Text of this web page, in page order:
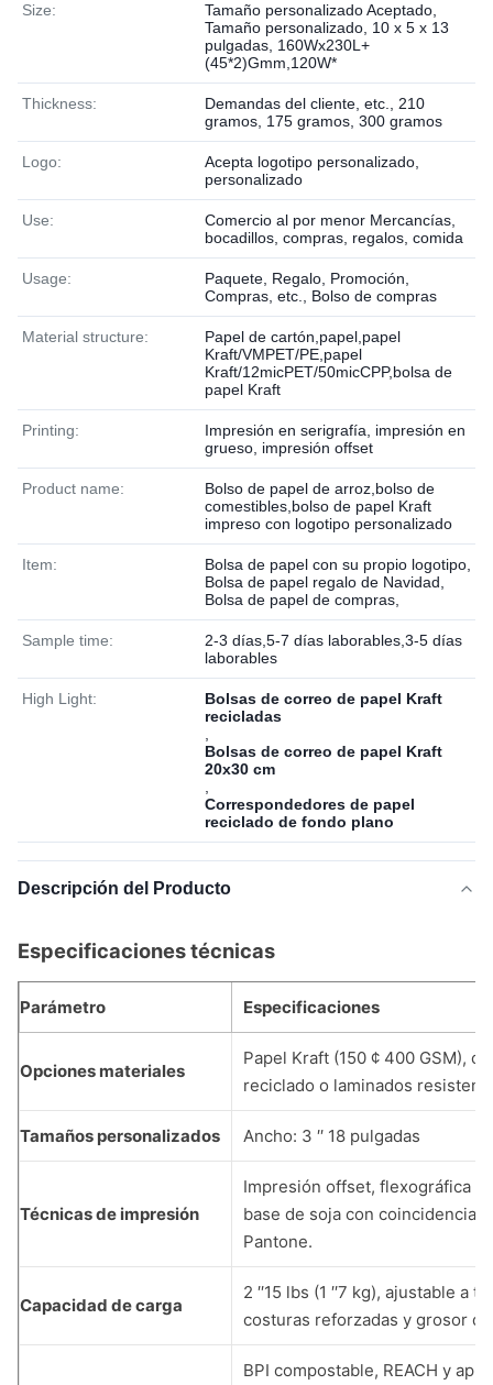
Size:
Tamaño personalizado Aceptado,
Tamaño personalizado, 10 x 5 x 13
pulgadas, 160Wx230L+
(45*2)Gmm,120W*
Thickness:
Demandas del cliente, etc., 210
gramos, 175 gramos, 300 gramos
Logo:
Acepta logotipo personalizado,
personalizado
Use:
Comercio al por menor Mercancías,
bocadillos, compras, regalos, comida
Usage:
Paquete, Regalo, Promoción,
Compras, etc., Bolso de compras
Material structure:
Papel de cartón,papel,papel
Kraft/VMPET/PE,papel
Kraft/12micPET/50micCPP,bolsa de
papel Kraft
Printing:
Impresión en serigrafía, impresión en
grueso, impresión offset
Product name:
Bolso de papel de arroz,bolso de
comestibles,bolso de papel Kraft
impreso con logotipo personalizado
Item:
Bolsa de papel con su propio logotipo,
Bolsa de papel regalo de Navidad,
Bolsa de papel de compras,
Sample time:
2-3 días,5-7 días laborables,3-5 días
laborables
High Light:
Bolsas de correo de papel Kraft
recicladas
Bolsas de correo de papel Kraft
20x30 cm
Correspondedores de papel
reciclado de fondo plano
Descripción del Producto
Especificaciones técnicas
Parámetro Especificaciones
Opciones materiales
Papel Kraft (150 ¢ 400 GSM),
reciclado o laminados
Tamaños personalizados Ancho: 3 ′′ 18 pulgadas
Técnicas de impresión
Impresión offset, flexográfica o
base de soja con coincidencia
Pantone.
Capacidad de carga
2 ′′15 lbs (1 ′′7 kg), ajustable a
costuras reforzadas y grosor
BPI compostable, REACH y